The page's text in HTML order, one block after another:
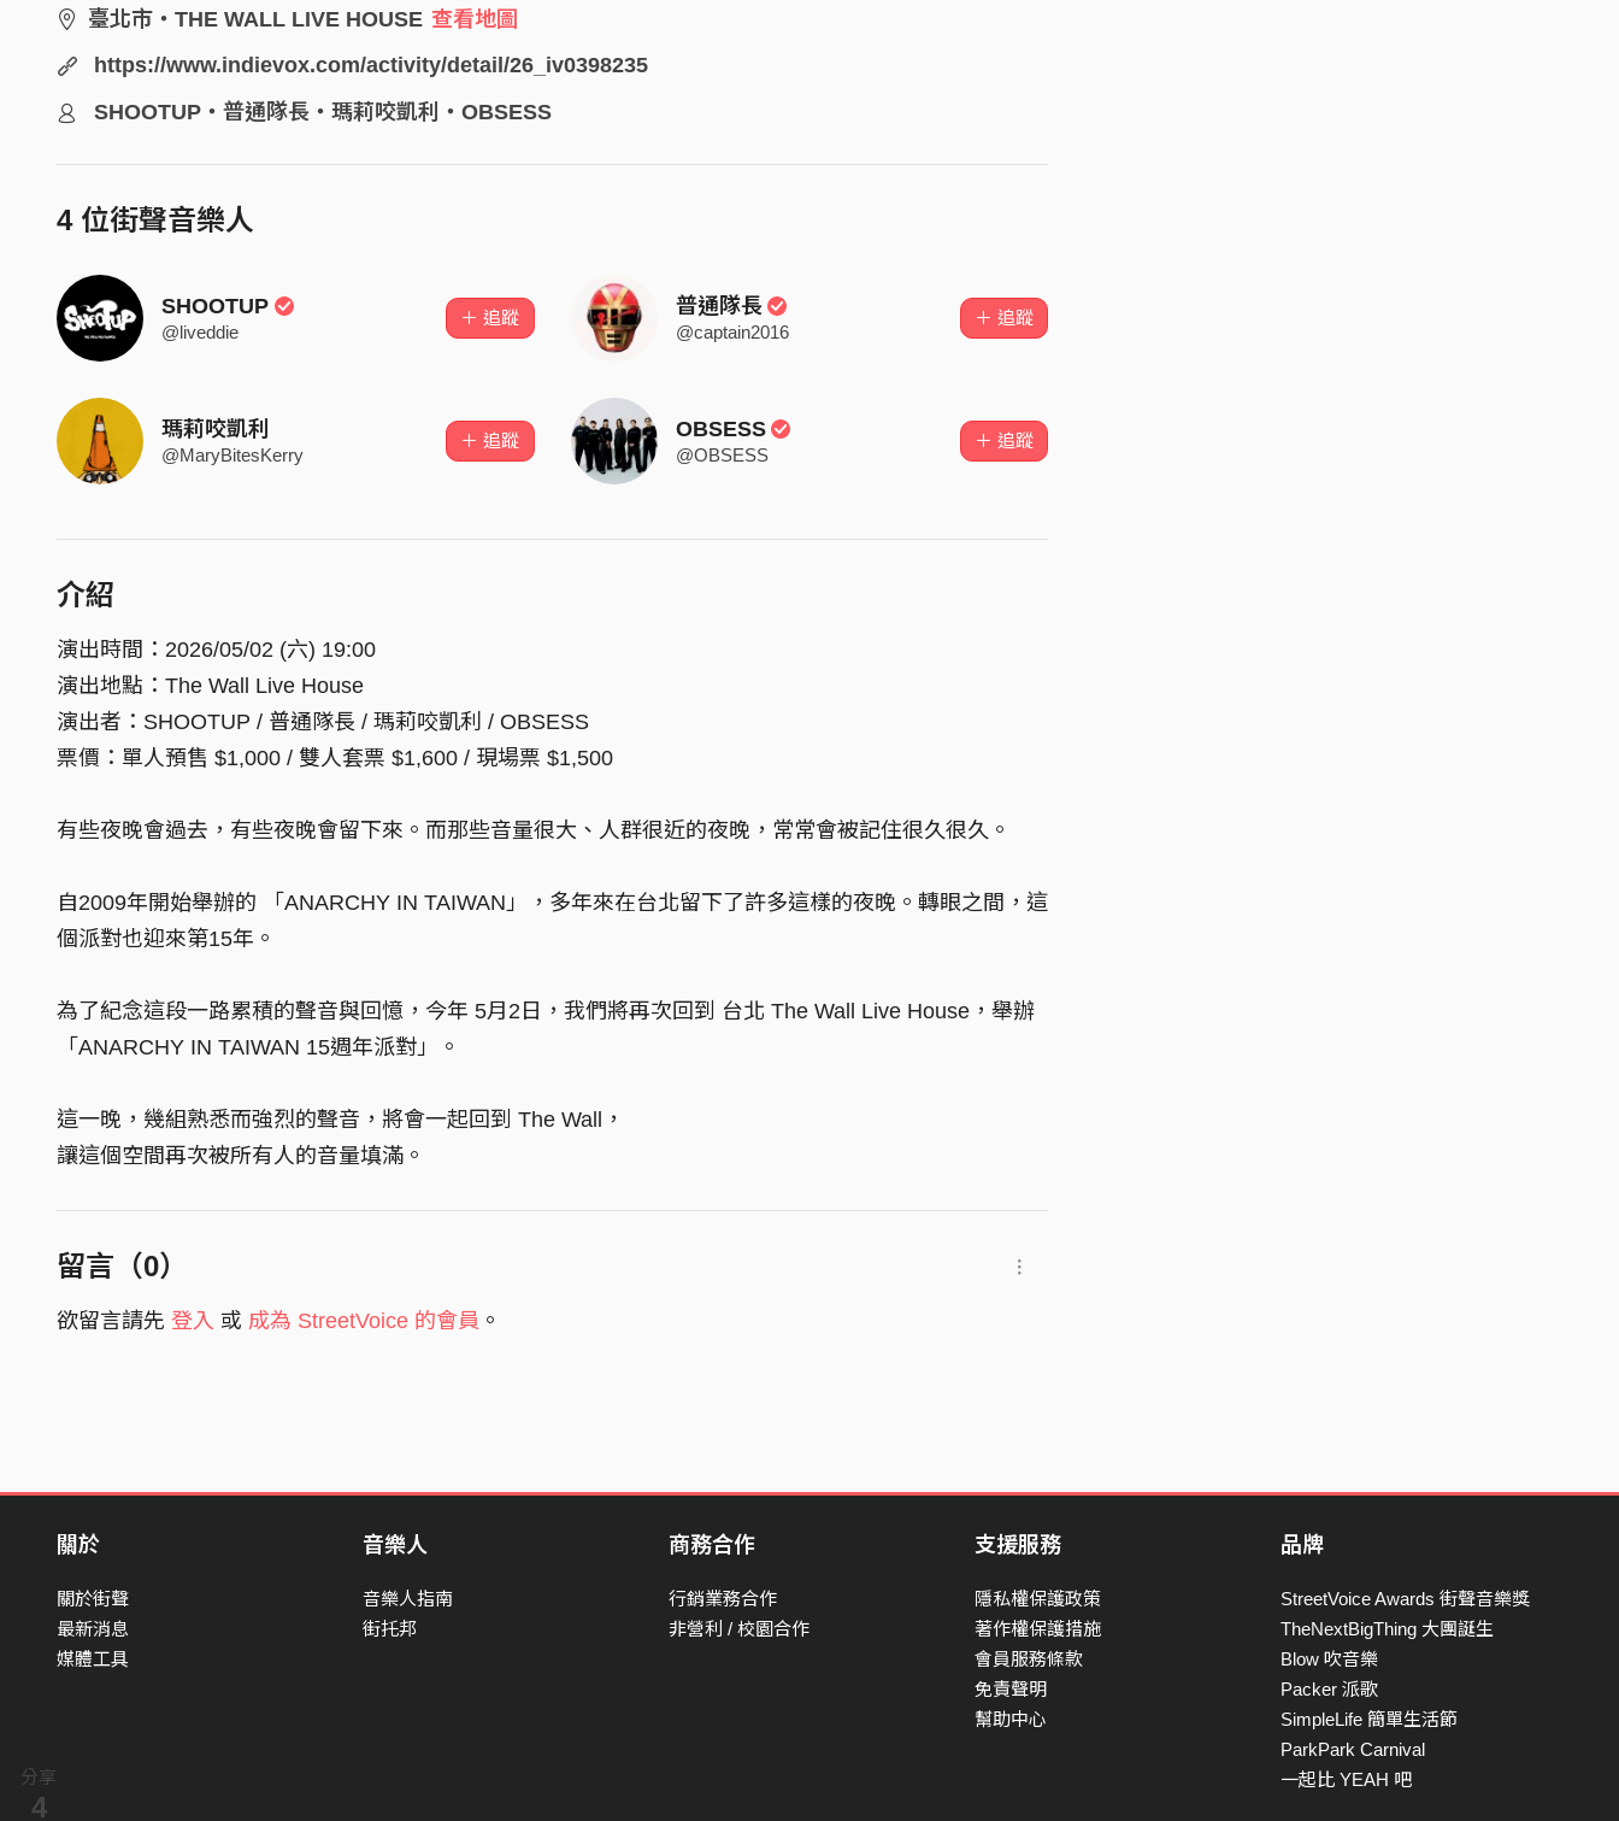
臺北市・THE WALL LIVE HOUSE 查看地圖
https://www.indievox.com/activity/detail/26_iv0398235
SHOOTUP・普通隊長・瑪莉咬凱利・OBSESS
4 位街聲音樂人
SHOOTUP
@liveddie
＋ 追蹤 普通隊長
@captain2016
＋ 追蹤
瑪莉咬凱利
@MaryBitesKerry
＋ 追蹤 OBSESS
@OBSESS
＋ 追蹤
介紹
演出時間：2026/05/02 (六) 19:00
演出地點：The Wall Live House
演出者：SHOOTUP / 普通隊長 / 瑪莉咬凱利 / OBSESS
票價：單人預售 $1,000 / 雙人套票 $1,600 / 現場票 $1,500
有些夜晚會過去，有些夜晚會留下來。而那些音量很大、人群很近的夜晚，常常會被記住很久很久。
自2009年開始舉辦的 「ANARCHY IN TAIWAN」，多年來在台北留下了許多這樣的夜晚。轉眼之間，這
個派對也迎來第15年。
為了紀念這段一路累積的聲音與回憶，今年 5月2日，我們將再次回到 台北 The Wall Live House，舉辦
「ANARCHY IN TAIWAN 15週年派對」。
這一晚，幾組熟悉而強烈的聲音，將會一起回到 The Wall，
讓這個空間再次被所有人的音量填滿。
留言（0）
欲留言請先 登入 或 成為 StreetVoice 的會員 。
分享
4
關於
關於街聲
最新消息
媒體工具
音樂人
音樂人指南
街托邦
商務合作
行銷業務合作
非營利 / 校園合作
支援服務
隱私權保護政策
著作權保護措施
會員服務條款
免責聲明
幫助中心
品牌
StreetVoice Awards 街聲音樂獎
TheNextBigThing 大團誕生
Blow 吹音樂
Packer 派歌
SimpleLife 簡單生活節
ParkPark Carnival
一起比 YEAH 吧